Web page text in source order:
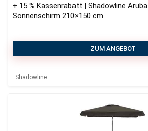
+ 15 % Kassenrabatt | Shadowline Aruba
Sonnenschirm 210×150 cm
ZUM ANGEBOT
Shadowline